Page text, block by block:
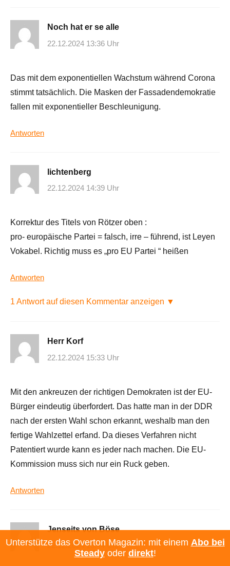
Noch hat er se alle
22.12.2024 13:36 Uhr
Das mit dem exponentiellen Wachstum während Corona
stimmt tatsächlich. Die Masken der Fassadendemokratie
fallen mit exponentieller Beschleunigung.
Antworten
lichtenberg
22.12.2024 14:39 Uhr
Korrektur des Titels von Rötzer oben :
pro- europäische Partei = falsch, irre – führend, ist Leyen
Vokabel. Richtig muss es „pro EU Partei “ heißen
Antworten
1 Antwort auf diesen Kommentar anzeigen ▼
Herr Korf
22.12.2024 15:33 Uhr
Mit den ankreuzen der richtigen Demokraten ist der EU-
Bürger eindeutig überfordert. Das hatte man in der DDR
nach der ersten Wahl schon erkannt, weshalb man den
fertige Wahlzettel erfand. Da dieses Verfahren nicht
Patentiert wurde kann es jeder nach machen. Die EU-
Kommission muss sich nur ein Ruck geben.
Antworten
Jenseits von Böse
22.12.2024 15:44 Uhr
Unterstütze das Overton Magazin: mit einem Abo bei
Steadyoder direkt!